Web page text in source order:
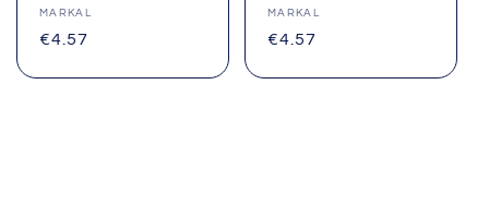
Fornecedor:
MARKAL
Preço
€4.57
Fornecedor:
MARKAL
Preço
€4.57